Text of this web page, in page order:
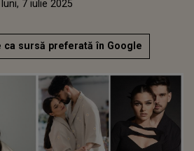
Actualizat:
luni, 7 iulie 2025
ca sursă preferată în Google